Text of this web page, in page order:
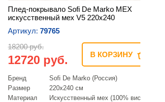
Плед-покрывало Sofi De Marko МЕХ
искусственный мех V5 220х240
Артикул: 79765
18200 руб.
12720 руб. В КОРЗИНУ
Бренд
Sofi De Marko (Россия)
Размер
220х240 см
Материал
Искусcтвенный мех (100% вискоза)